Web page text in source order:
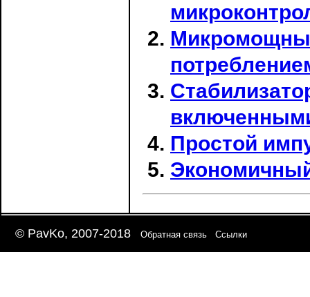
Простой
© PavKo, 2007-2018 Обратная связь Ссылки